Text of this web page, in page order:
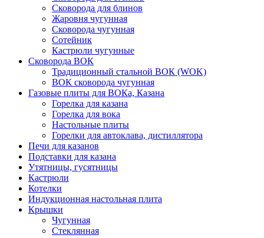
Сковорода для блинов
Жаровня чугунная
Сковорода чугунная
Сотейник
Кастрюли чугунные
Сковорода ВОК
Традиционный стальной ВОК (WOK)
ВОК сковорода чугунная
Газовые плиты для ВОКа, Казана
Горелка для казана
Горелка для вока
Настольные плиты
Горелки для автоклава, дистиллятора
Печи для казанов
Подставки для казана
Утятницы, гусятницы
Кастрюли
Котелки
Индукционная настольная плита
Крышки
Чугунная
Стеклянная